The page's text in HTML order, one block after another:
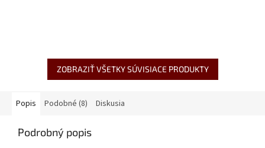
ZOBRAZIŤ VŠETKY SÚVISIACE PRODUKTY
Popis Podobné (8) Diskusia
Podrobný popis